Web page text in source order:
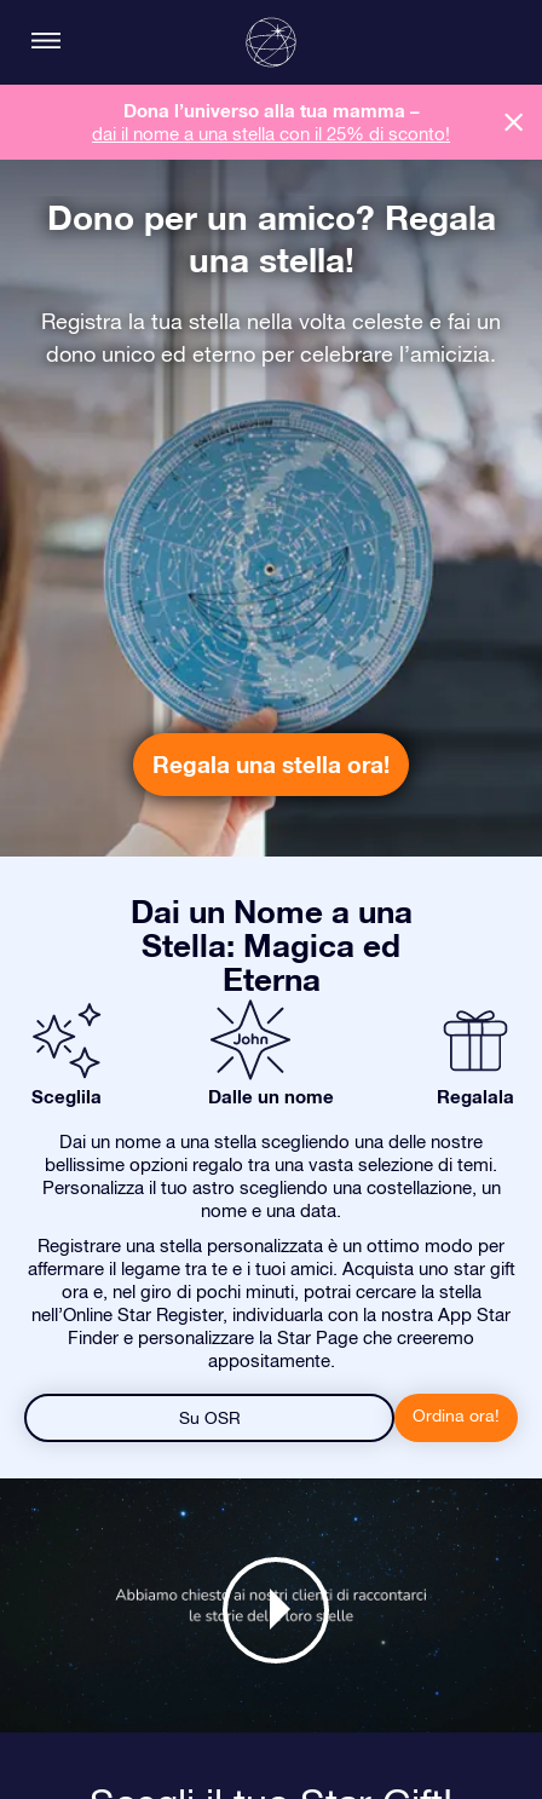
Dona l’universo alla tua mamma –
dai il nome a una stella con il 25% di sconto!
Dono per un amico? Regala
una stella!
Registra la tua stella nella volta celeste e fai un
dono unico ed eterno per celebrare l’amicizia.
Regala una stella ora!
Dai un Nome a una
Stella: Magica ed
Eterna
Sceglila Dalle un nome Regalala
Dai un nome a una stella scegliendo una delle nostre
bellissime opzioni regalo tra una vasta selezione di temi.
Personalizza il tuo astro scegliendo una costellazione, un
nome e una data.
Registrare una stella personalizzata è un ottimo modo per
affermare il legame tra te e i tuoi amici. Acquista uno star gift
ora e, nel giro di pochi minuti, potrai cercare la stella
nell’Online Star Register, individuarla con la nostra App Star
Finder e personalizzare la Star Page che creeremo
appositamente.
Su OSR Ordina ora!